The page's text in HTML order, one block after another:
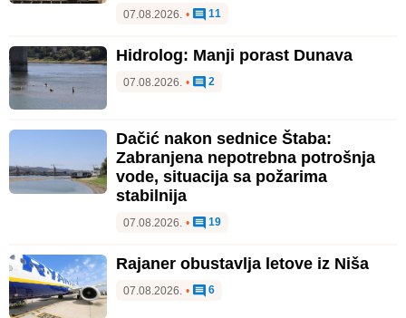
07.08.2026. • 11
Hidrolog: Manji porast Dunava
07.08.2026. • 2
Dačić nakon sednice Štaba:
Zabranjena nepotrebna potrošnja
vode, situacija sa požarima
stabilnija
07.08.2026. • 19
Rajaner obustavlja letove iz Niša
07.08.2026. • 6